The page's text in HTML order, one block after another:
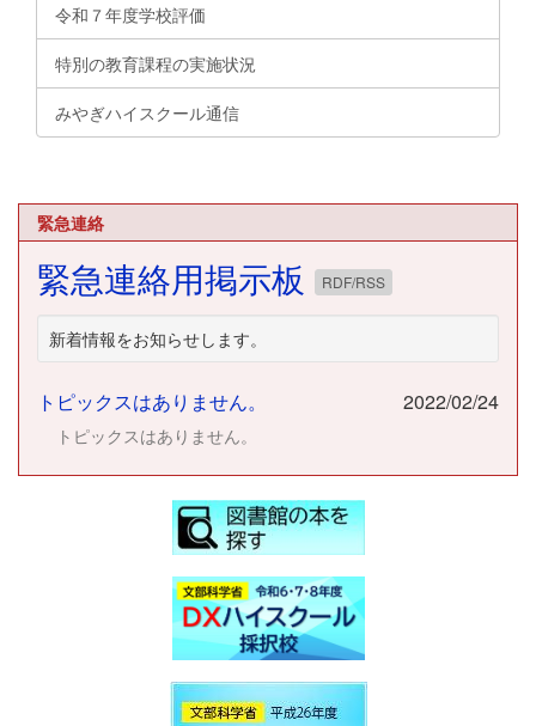
令和７年度学校評価
特別の教育課程の実施状況
みやぎハイスクール通信
緊急連絡
緊急連絡用掲示板 RDF/RSS
新着情報をお知らせします。
トピックスはありません。 2022/02/24
トピックスはありません。